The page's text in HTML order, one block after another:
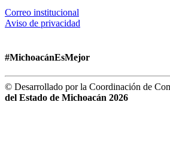
Correo institucional
Aviso de privacidad
#MichoacánEsMejor
© Desarrollado por la Coordinación de
del Estado de Michoacán 2026